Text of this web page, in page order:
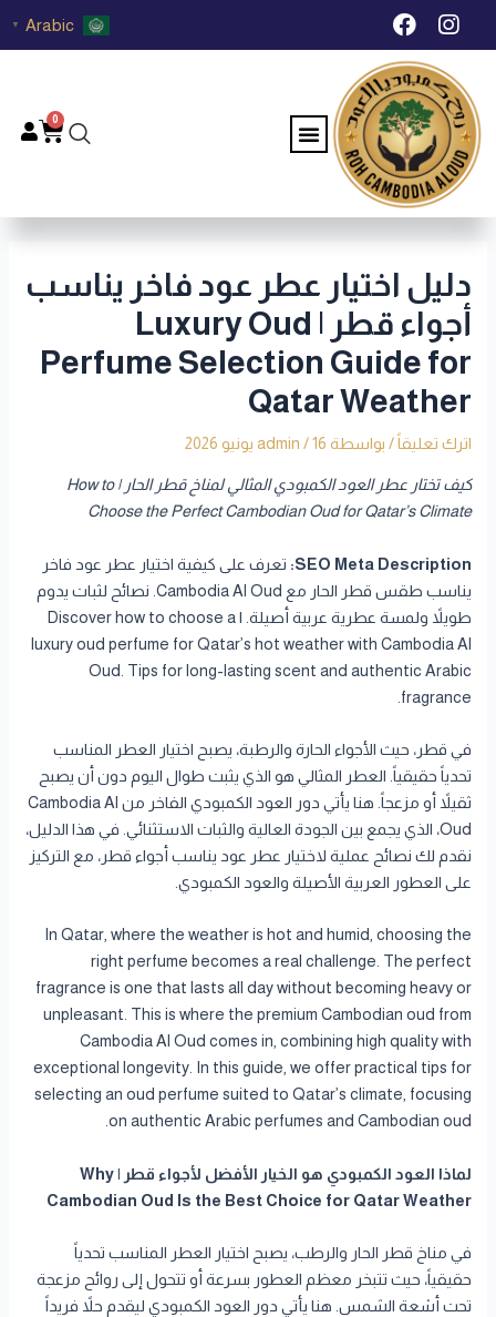
تخطي I
n
s
t
a
g
r
a
m
F
a
c
e
b
o
o
k
Arabic
▼
Menu
0
دليل اختيار عطر عود فاخر يناسب
أجواء قطر | Luxury Oud
Perfume Selection Guide for
Qatar Weather
اترك تعليقاً / بواسطة admin /16 يونيو 2026
كيف تختار عطر العود الكمبودي المثالي لمناخ قطر الحار | How to
Choose the Perfect Cambodian Oud for Qatar’s Climate
SEO Meta Description: تعرف على كيفية اختيار عطر عود فاخر
يناسب طقس قطر الحار مع Cambodia Al Oud. نصائح لثبات يدوم
طويلاً ولمسة عطرية عربية أصيلة. | Discover how to choose a
luxury oud perfume for Qatar’s hot weather with Cambodia Al
Oud. Tips for long-lasting scent and authentic Arabic
fragrance.
في قطر، حيث الأجواء الحارة والرطبة، يصبح اختيار العطر المناسب
تحدياً حقيقياً. العطر المثالي هو الذي يثبت طوال اليوم دون أن يصبح
ثقيلاً أو مزعجاً. هنا يأتي دور العود الكمبودي الفاخر من Cambodia Al
Oud، الذي يجمع بين الجودة العالية والثبات الاستثنائي. في هذا الدليل،
نقدم لك نصائح عملية لاختيار عطر عود يناسب أجواء قطر، مع التركيز
على العطور العربية الأصيلة والعود الكمبودي.
In Qatar, where the weather is hot and humid, choosing the
right perfume becomes a real challenge. The perfect
fragrance is one that lasts all day without becoming heavy or
unpleasant. This is where the premium Cambodian oud from
Cambodia Al Oud comes in, combining high quality with
exceptional longevity. In this guide, we offer practical tips for
selecting an oud perfume suited to Qatar’s climate, focusing
on authentic Arabic perfumes and Cambodian oud.
لماذا العود الكمبودي هو الخيار الأفضل لأجواء قطر | Why
Cambodian Oud Is the Best Choice for Qatar Weather
في مناخ قطر الحار والرطب، يصبح اختيار العطر المناسب تحدياً
حقيقياً، حيث تتبخر معظم العطور بسرعة أو تتحول إلى روائح مزعجة
تحت أشعة الشمس. هنا يأتي دور العود الكمبودي ليقدم حلاً فريداً
Post
navigation